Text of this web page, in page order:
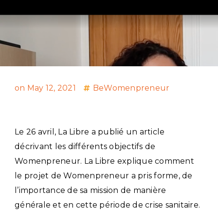
on May 12, 2021 BeWomenpreneur
Le 26 avril, La Libre a publié un article
décrivant les différents objectifs de
Womenpreneur. La Libre explique comment
le projet de Womenpreneur a pris forme, de
l’importance de sa mission de manière
générale et en cette période de crise sanitaire.